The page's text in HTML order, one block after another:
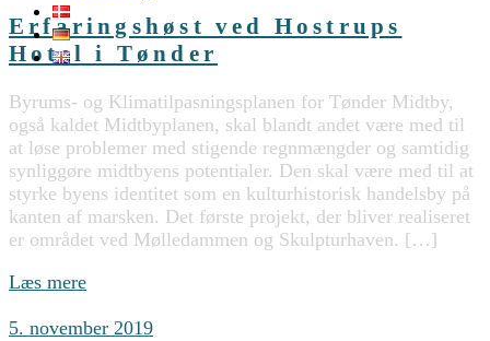
Erfaringshøst ved Hostrups
Hotel i Tønder
Byrums- og Klimatilpasningsplanen for Tønder Midtby,
også kaldet Midtbyplanen, skal blandt andet være med til
at løse problemer med stigende regnmængder og samtidig
synliggøre midtbyens potentialer. Den skal være med til at
styrke byens identitet som en kulturhistorisk handelsby på
kanten af marsken. Det første projekt, der bliver realiseret
er området ved Mølledammen og Skulpturhaven. […]
Læs mere
5. november 2019